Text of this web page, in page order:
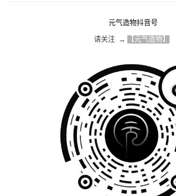
元气造物抖音号
请关注  → 【元气造物】